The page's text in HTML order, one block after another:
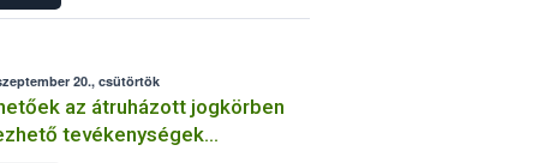
20., csütörtök
az átruházott jogkörben
tevékenységek